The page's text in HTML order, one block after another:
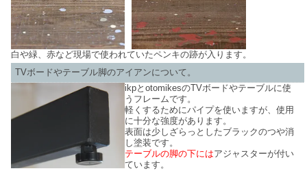
白や緑、赤など現場で使われていたペンキの跡が入ります。
TVボードやテーブル脚のアイアンについて。
ikpとotomikesのTVボードやテーブルに使
うフレームです。
軽くするためにパイプを使いますが、使用
に十分な強度があります。
表面は少しざらっとしたブラックのつや消
し塗装です。
テーブルの脚の下にはアジャスターが付い
ています。